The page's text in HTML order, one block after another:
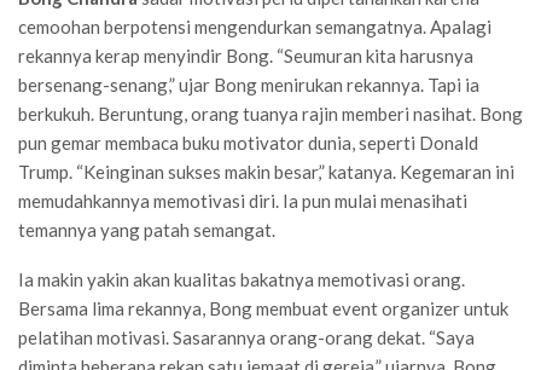
cemoohan berpotensi mengendurkan semangatnya. Apalagi
rekannya kerap menyindir Bong. “Seumuran kita harusnya
bersenang-senang,” ujar Bong menirukan rekannya. Tapi ia
berkukuh. Beruntung, orang tuanya rajin memberi nasihat. Bong
pun gemar membaca buku motivator dunia, seperti Donald
Trump. “Keinginan sukses makin besar,” katanya. Kegemaran ini
memudahkannya memotivasi diri. Ia pun mulai menasihati
temannya yang patah semangat.
Ia makin yakin akan kualitas bakatnya memotivasi orang.
Bersama lima rekannya, Bong membuat event organizer untuk
pelatihan motivasi. Sasarannya orang-orang dekat. “Saya